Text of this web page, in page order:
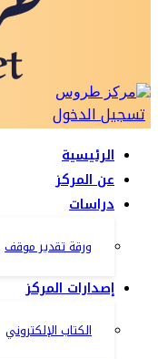
تسجيل الدخول
الرئيسية
عن المركز
دراسات
ورقة تقدير موقف
إصدارات المركز
الكتاب الإلكتروني